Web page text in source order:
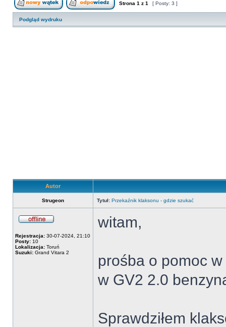
Nowy temat Odpowiedz w temacie
Strona 1 z 1 [ Posty: 3 ]
Podgląd wydruku
Autor
Strugeon Tytuł: Przekaźnik klaksonu - gdzie szukać
Rejestracja: 30-07-2024, 21:10
Posty: 10
Lokalizacja: Toruń
Suzuki: Grand Vitara 2
witam,
prośba o pomoc
w GV2 2.0
Sprawdziłem